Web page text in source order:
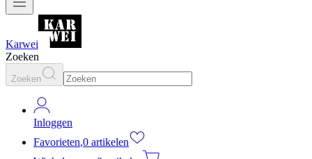
Karwei
Zoeken
Zoeken
Inloggen
Favorieten,0 artikelen